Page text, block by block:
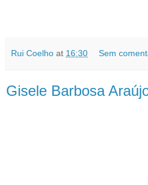
Rui Coelho at 16:30 Sem
Gisele Barbosa